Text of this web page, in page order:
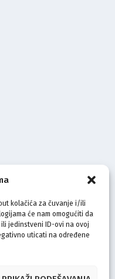
kolačića za čuvanje i/ili
će nam omogućiti da
jedinstveni ID-ovi na ovoj
uticati na određene